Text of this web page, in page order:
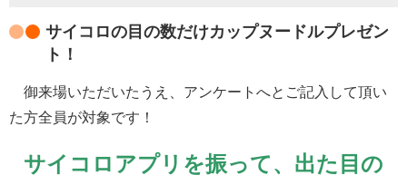
サイコロの目の数だけカップヌードルプレゼン
ト！
御来場いただいたうえ、アンケートへとご記入して頂い
た方全員が対象です！
サイコロアプリを振って、出た目の